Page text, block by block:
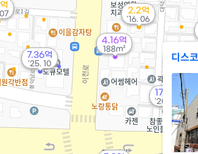
7.36억
'25. 10
4.16억
188m²
17.5억
'20. 07
2.2억
'16. 06
디스